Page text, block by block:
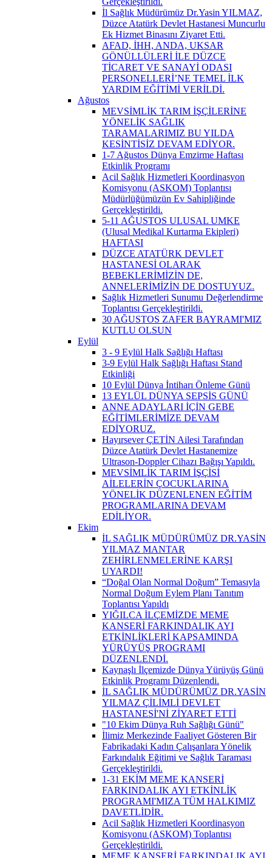
İl Sağlık Müdürümüz Dr.Yasin YILMAZ,
Düzce Atatürk Devlet Hastanesi Muncurlu
Ek Hizmet Binasını Ziyaret Etti.
AFAD, İHH, ANDA, UKSAR
GÖNÜLLÜLERİ İLE DÜZCE
TİCARET VE SANAYİ ODASI
PERSONELLERİ’NE TEMEL İLK
YARDIM EĞİTİMİ VERİLDİ.
Ağustos
MEVSİMLİK TARIM İŞÇİLERİNE
YÖNELİK SAĞLIK
TARAMALARIMIZ BU YILDA
KESİNTİSİZ DEVAM EDİYOR.
1-7 Ağustos Dünya Emzirme Haftası
Etkinlik Programı
Acil Sağlık Hizmetleri Koordinasyon
Komisyonu (ASKOM) Toplantısı
Müdürlüğümüzün Ev Sahipliğinde
Gerçekleştirildi.
5-11 AĞUSTOS ULUSAL UMKE
(Ulusal Medikal Kurtarma Ekipleri)
HAFTASI
DÜZCE ATATÜRK DEVLET
HASTANESİ OLARAK
BEBEKLERİMİZİN DE,
ANNELERİMİZİN DE DOSTUYUZ.
Sağlık Hizmetleri Sunumu Değerlendirme
Toplantısı Gerçekleştirildi.
30 AĞUSTOS ZAFER BAYRAMI'MIZ
KUTLU OLSUN
Eylül
3 - 9 Eylül Halk Sağlığı Haftası
3-9 Eylül Halk Sağlığı Haftası Stand
Etkinliği
10 Eylül Dünya İntiharı Önleme Günü
13 EYLÜL DÜNYA SEPSİS GÜNÜ
ANNE ADAYLARI İÇİN GEBE
EĞİTİMLERİMİZE DEVAM
EDİYORUZ.
Hayırsever ÇETİN Ailesi Tarafından
Düzce Atatürk Devlet Hastanemize
Ultrason-Doppler Cihazı Bağışı Yapıldı.
MEVSİMLİK TARIM İŞÇİSİ
AİLELERİN ÇOCUKLARINA
YÖNELİK DÜZENLENEN EĞİTİM
PROGRAMLARINA DEVAM
EDİLİYOR.
Ekim
İL SAĞLIK MÜDÜRÜMÜZ DR.YASİN
YILMAZ MANTAR
ZEHİRLENMELERİNE KARŞI
UYARDI!
“Doğal Olan Normal Doğum” Temasıyla
Normal Doğum Eylem Planı Tanıtım
Toplantısı Yapıldı
YIĞILCA İLÇEMİZDE MEME
KANSERİ FARKINDALIK AYI
ETKİNLİKLERİ KAPSAMINDA
YÜRÜYÜŞ PROGRAMI
DÜZENLENDİ.
Kaynaşlı İlçemizde Dünya Yürüyüş Günü
Etkinlik Programı Düzenlendi.
İL SAĞLIK MÜDÜRÜMÜZ DR.YASİN
YILMAZ ÇİLİMLİ DEVLET
HASTANESİ'Nİ ZİYARET ETTİ
"10 Ekim Dünya Ruh Sağlığı Günü"
İlimiz Merkezinde Faaliyet Gösteren Bir
Fabrikadaki Kadın Çalışanlara Yönelik
Farkındalık Eğitimi ve Sağlık Taraması
Gerçekleştirildi.
1-31 EKİM MEME KANSERİ
FARKINDALIK AYI ETKİNLİK
PROGRAMI'MIZA TÜM HALKIMIZ
DAVETLİDİR.
Acil Sağlık Hizmetleri Koordinasyon
Komisyonu (ASKOM) Toplantısı
Gerçekleştirildi.
MEME KANSERİ FARKINDALIK AYI